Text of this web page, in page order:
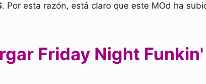
. Por esta razón, está claro que este MOd ha
Friday Night Funkin'